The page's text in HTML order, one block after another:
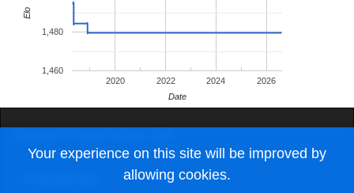
Your experience on this site will be improved by
allowing cookies.
2020 2022 2024 2026
1,460
1,480
Date
Elo